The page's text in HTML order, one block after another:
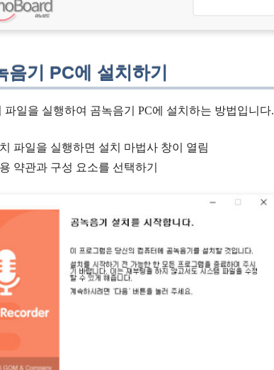
음기 PC에 설치하기
파일을 실행하여 곰녹음기 PC에 설치하는 방법입니다.
파일을 실행하면 설치 마법사 창이 열림
약관과 구성 요소를 선택하기